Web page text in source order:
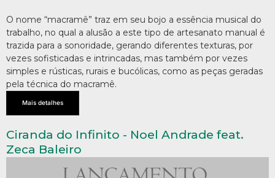
O nome “macramê” traz em seu bojo a essência musical do
trabalho, no qual a alusão a este tipo de artesanato manual é
trazida para a sonoridade, gerando diferentes texturas, por
vezes sofisticadas e intrincadas, mas também por vezes
simples e rústicas, rurais e bucólicas, como as peças geradas
pela técnica do macramê.
Mais detalhes
Ciranda do Infinito - Noel Andrade feat.
Zeca Baleiro